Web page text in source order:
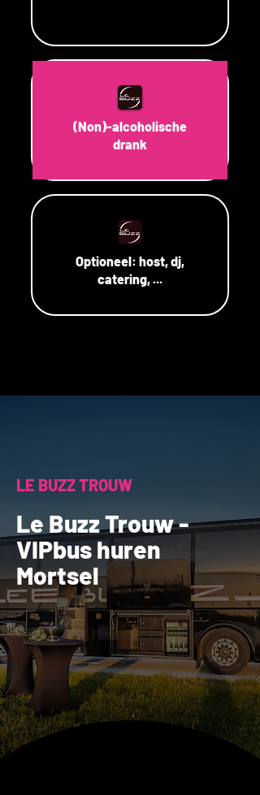
(Non)-alcoholische
drank
Optioneel: host, dj,
catering, ...
LE BUZZ TROUW
Le Buzz Trouw -
VIPbus huren
Mortsel